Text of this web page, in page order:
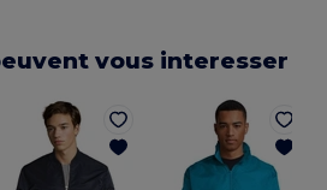
vous interesser